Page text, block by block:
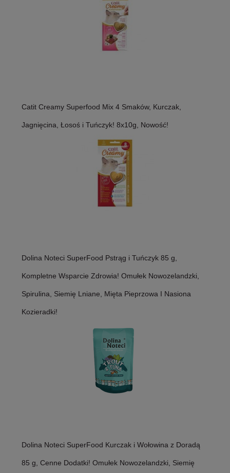
Catit Creamy Superfood Mix 4 Smaków, Kurczak,
Jagnięcina, Łosoś i Tuńczyk! 8x10g, Nowość!
Dolina Noteci SuperFood Pstrąg i Tuńczyk 85 g,
Kompletne Wsparcie Zdrowia! Omułek Nowozelandzki,
Spirulina, Siemię Lniane, Mięta Pieprzowa I Nasiona
Kozieradki!
Dolina Noteci SuperFood Kurczak i Wołowina z Doradą
85 g, Cenne Dodatki! Omułek Nowozelandzki, Siemię